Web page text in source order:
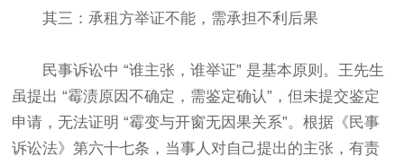
其三：承租方举证不能，需承担不利后果​
民事诉讼中 “谁主张，谁举证” 是基本原则。王先生
虽提出 “霉渍原因不确定，需鉴定确认”，但未提交鉴定
申请，无法证明 “霉变与开窗无因果关系”。根据《民事
诉讼法》第六十七条，当事人对自己提出的主张，有责